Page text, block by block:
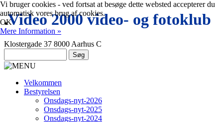
.Video 2000 video- og fotoklub
Klostergade 37 8000 Aarhus C
Velkommen
Bestyrelsen
Onsdags-nyt-2026
Onsdags-nyt-2025
Onsdags-nyt-2024
Vi bruger cookies - ved fortsat at besøge dette websted accepterer du
automatisk vores brug af cookies.
OK
Mere Information »